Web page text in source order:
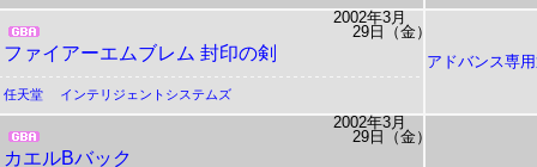
2002年3月
29日（金）
ファイアーエムブレム 封印の剣 アドバンス専
任天堂 インテリジェントシステムズ
2002年3月
29日（金）
カエルBバック